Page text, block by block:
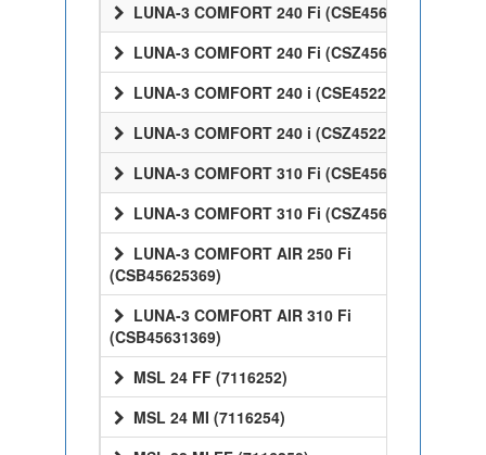
LUNA-3 COMFORT 240 Fi (CSE45624358)
LUNA-3 COMFORT 240 Fi (CSZ45624358)
LUNA-3 COMFORT 240 i (CSE45224358)
LUNA-3 COMFORT 240 i (CSZ45224358)
LUNA-3 COMFORT 310 Fi (CSE45631358)
LUNA-3 COMFORT 310 Fi (CSZ45631358)
LUNA-3 COMFORT AIR 250 Fi
(CSB45625369)
LUNA-3 COMFORT AIR 310 Fi
(CSB45631369)
MSL 24 FF (7116252)
MSL 24 MI (7116254)